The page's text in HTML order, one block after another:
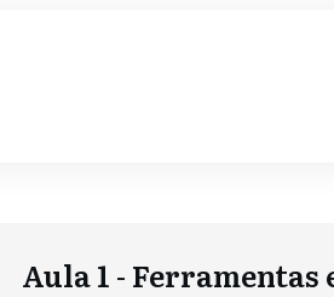
Aula 1 - Ferramentas